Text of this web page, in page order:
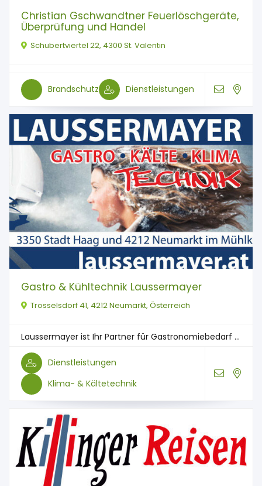
Christian Gschwandtner Feuerlöschgeräte,
Überprüfung und Handel
Schubertviertel 22, 4300 St. Valentin
Brandschutz Dienstleistungen
Gastro & Kühltechnik Laussermayer
Trosselsdorf 41, 4212 Neumarkt, Österreich
Laussermayer ist Ihr Partner für Gastronomiebedarf ...
Dienstleistungen
Klima- & Kältetechnik